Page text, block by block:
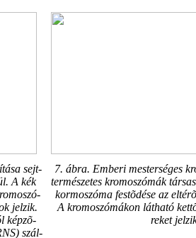
sejt-
A kék
jelzik.
képzõ-
szál-
7. ábra. Emberi mesterséges
természetes kromoszómák
kormoszóma festõdése az
A kromoszómákon látható
reket